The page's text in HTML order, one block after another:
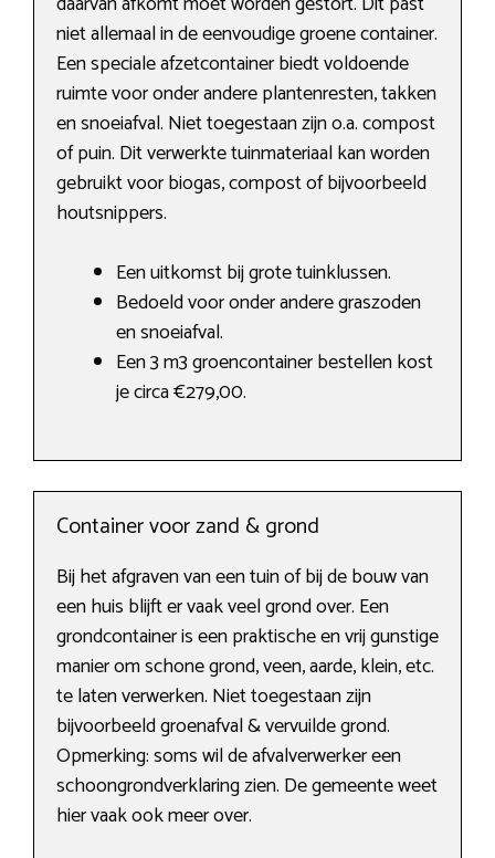
niet allemaal in de eenvoudige groene container.
Een speciale afzetcontainer biedt voldoende
ruimte voor onder andere plantenresten, takken
en snoeiafval. Niet toegestaan zijn o.a. compost
of puin. Dit verwerkte tuinmateriaal kan worden
gebruikt voor biogas, compost of bijvoorbeeld
houtsnippers.
Een uitkomst bij grote tuinklussen.
Bedoeld voor onder andere graszoden
en snoeiafval.
Een 3 m3 groencontainer bestellen kost
je circa €279,00.
Container voor zand & grond
Bij het afgraven van een tuin of bij de bouw van
een huis blijft er vaak veel grond over. Een
grondcontainer is een praktische en vrij gunstige
manier om schone grond, veen, aarde, klein, etc.
te laten verwerken. Niet toegestaan zijn
bijvoorbeeld groenafval & vervuilde grond.
Opmerking: soms wil de afvalverwerker een
schoongrondverklaring zien. De gemeente weet
hier vaak ook meer over.